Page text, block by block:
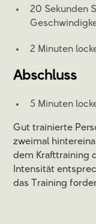
20 Sekunden
2 Minuten
Abschluss
5 Minuten
Gut trainierte
zweimal
dem Krafttraining
Intensität
das Training